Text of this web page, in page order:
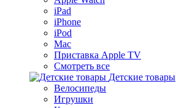
iPad
iPhone
iPod
Mac
Приставка Apple TV
Смотреть все
Детские товары
Велосипеды
Игрушки